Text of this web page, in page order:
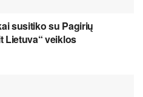
susitiko su Pagirių
Lietuva“ veiklos